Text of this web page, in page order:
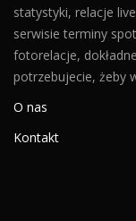
statystyki, relacje
serwisie terminy
fotorelacje,
potrzebujecie, żeby
O nas
Kontakt